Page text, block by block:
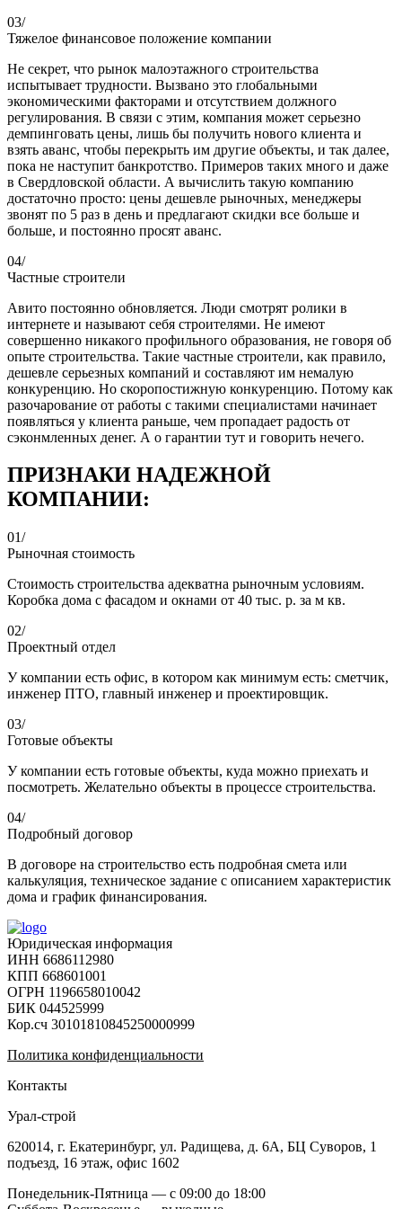
03/
Тяжелое финансовое положение компании
Не секрет, что рынок малоэтажного строительства
испытывает трудности. Вызвано это глобальными
экономическими факторами и отсутствием должного
регулирования. В связи с этим, компания может серьезно
демпинговать цены, лишь бы получить нового клиента и
взять аванс, чтобы перекрыть им другие объекты, и так далее,
пока не наступит банкротство. Примеров таких много и даже
в Свердловской области. А вычислить такую компанию
достаточно просто: цены дешевле рыночных, менеджеры
звонят по 5 раз в день и предлагают скидки все больше и
больше, и постоянно просят аванс.
04/
Частные строители
Авито постоянно обновляется. Люди смотрят ролики в
интернете и называют себя строителями. Не имеют
совершенно никакого профильного образования, не говоря об
опыте строительства. Такие частные строители, как правило,
дешевле серьезных компаний и составляют им немалую
конкуренцию. Но скоропостижную конкуренцию. Потому как
разочарование от работы с такими специалистами начинает
появляться у клиента раньше, чем пропадает радость от
сэконмленных денег. А о гарантии тут и говорить нечего.
ПРИЗНАКИ НАДЕЖНОЙ
КОМПАНИИ:
01/
Рыночная стоимость
Стоимость строительства адекватна рыночным условиям.
Коробка дома с фасадом и окнами от 40 тыс. р. за м кв.
02/
Проектный отдел
У компании есть офис, в котором как минимум есть: сметчик,
инженер ПТО, главный инженер и проектировщик.
03/
Готовые объекты
У компании есть готовые объекты, куда можно приехать и
посмотреть. Желательно объекты в процессе строительства.
04/
Подробный договор
В договоре на строительство есть подробная смета или
калькуляция, техническое задание с описанием характеристик
дома и график финансирования.
Юридическая информация
ИНН 6686112980
КПП 668601001
ОГРН 1196658010042
БИК 044525999
Кор.сч 30101810845250000999
Политика конфиденциальности
Контакты
Урал-строй
620014, г. Екатеринбург, ул. Радищева, д. 6А, БЦ Суворов, 1
подъезд, 16 этаж, офис 1602
Понедельник-Пятница — с 09:00 до 18:00